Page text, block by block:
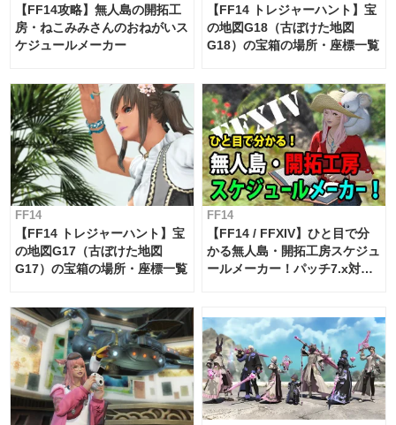
【FF14攻略】無人島の開拓工
房・ねこみみさんのおねがいス
ケジュールメーカー
【FF14 トレジャーハント】宝
の地図G18（古ぼけた地図
G18）の宝箱の場所・座標一覧
FF14
【FF14 トレジャーハント】宝
の地図G17（古ぼけた地図
G17）の宝箱の場所・座標一覧
FF14
【FF14 / FFXIV】ひと目で分
かる無人島・開拓工房スケジュ
ールメーカー！パッチ7.x対応